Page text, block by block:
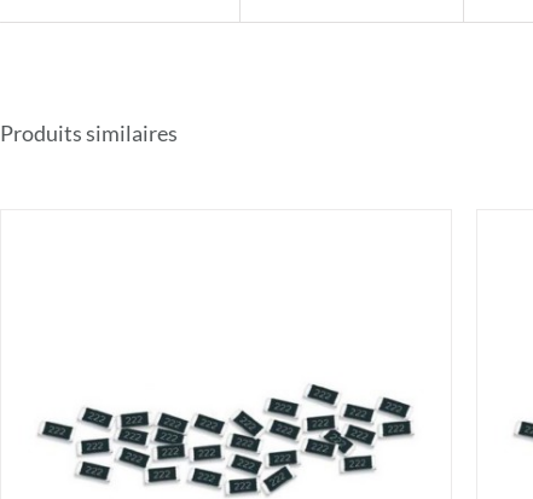
Produits similaires
AJOUTER AU PANIER / DÉTAILS